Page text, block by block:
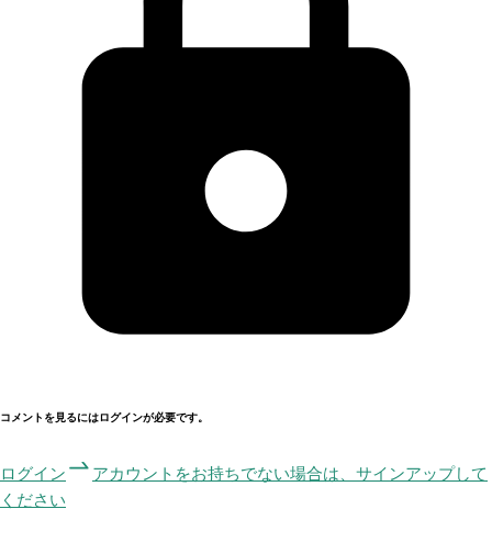
コメントを見るにはログインが必要です。
ログイン
アカウントをお持ちでない場合は、サインアップして
ください